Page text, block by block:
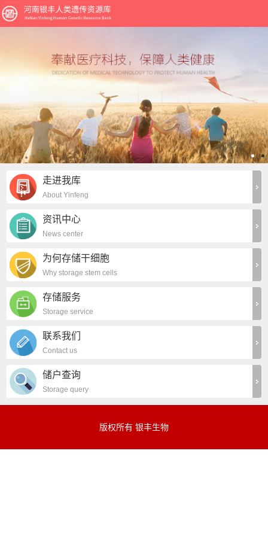
走进我库
About Yinfeng
资讯中心
News center
为何存储干细胞
Why storage stem cells
存储服务
Storage service
联系我们
Contact us
储户查询
Storage query
版权所有 银丰生物